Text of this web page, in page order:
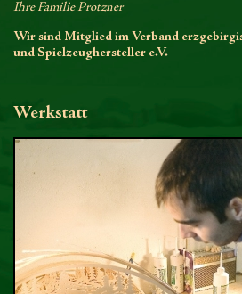
Ihre Familie Protzner
Wir sind Mitglied im Verband
und Spielzeughersteller e.V.
Werkstatt